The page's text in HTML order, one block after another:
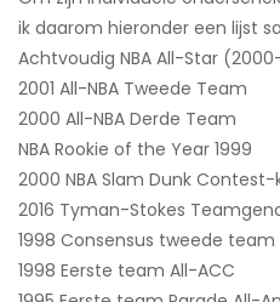
ik daarom hieronder een lijst
Achtvoudig NBA All-Star
2001 All-NBA Tweede Team
2000 All-NBA Derde Team
NBA Rookie of the Year 1999
2000 NBA Slam Dunk
2016 Tyman-Stokes
1998 Consensus tweede
1998 Eerste team All-ACC